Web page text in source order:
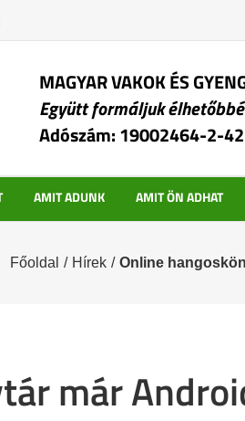
MAGYAR VAKOK ÉS
Együtt formáljuk
Adószám: 19002464-2-42
AMIT ADUNK AMIT ÖN ADHAT
Főoldal / Hírek / Online
már